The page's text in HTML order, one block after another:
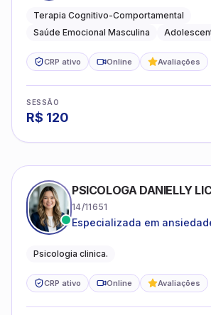
emocional
Terapia Cognitivo-Comportamental
Saúde Emocional Masculina
CRP ativo Online Avaliações
SESSÃO
R$ 120
PSICOLOGA DANIELLY
14/11651
Especializada em
Psicologia clinica.
CRP ativo Online Avaliações